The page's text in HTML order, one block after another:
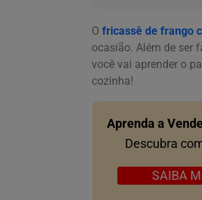
O fricassê de frango
ocasião. Além de ser
você vai aprender o
cozinha!
Aprenda a
Descubra
SAIBA